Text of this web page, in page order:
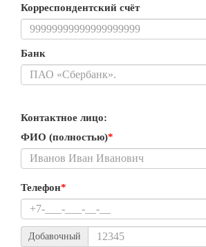
Корреспондентский счёт
Банк
Контактное лицо:
ФИО (полностью)*
Телефон*
Добавочный